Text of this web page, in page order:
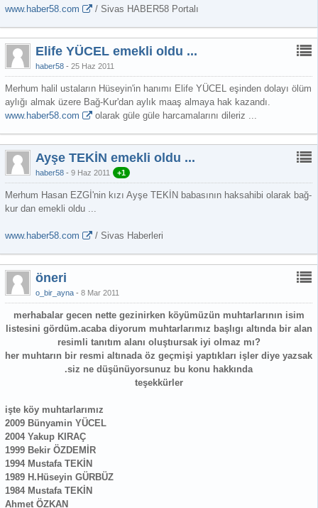
www.haber58.com / Sivas HABER58 Portalı
Elife YÜCEL emekli oldu ...
haber58 25 Haz 2011
Merhum halil ustaların Hüseyin'in hanımı Elife YÜCEL eşinden dolayı ölüm
aylığı almak üzere Bağ-Kur'dan aylık maaş almaya hak kazandı.
www.haber58.com
olarak güle güle harcamalarını dileriz ...
Ayşe TEKİN emekli oldu ...
haber58 9 Haz 2011 +1
Merhum Hasan EZGİ'nin kızı Ayşe TEKİN babasının haksahibi olarak bağ-
kur dan emekli oldu ...
www.haber58.com / Sivas Haberleri
öneri
o_bir_ayna 8 Mar 2011
merhabalar gecen nette gezinirken köyümüzün muhtarlarının isim
listesini gördüm.acaba diyorum muhtarlarımız başlıgı altında bir alan
resimli tanıtım alanı oluştıursak iyi olmaz mı?
her muhtarın bir resmi altınada öz geçmişi yaptıkları işler diye yazsak
.siz ne düşünüyorsunuz bu konu hakkında
teşekkürler
işte köy muhtarlarımız
2009 Bünyamin YÜCEL
2004 Yakup KIRAÇ
1999 Bekir ÖZDEMİR
1994 Mustafa TEKİN
1989 H.Hüseyin GÜRBÜZ
1984 Mustafa TEKİN
Ahmet ÖZKAN